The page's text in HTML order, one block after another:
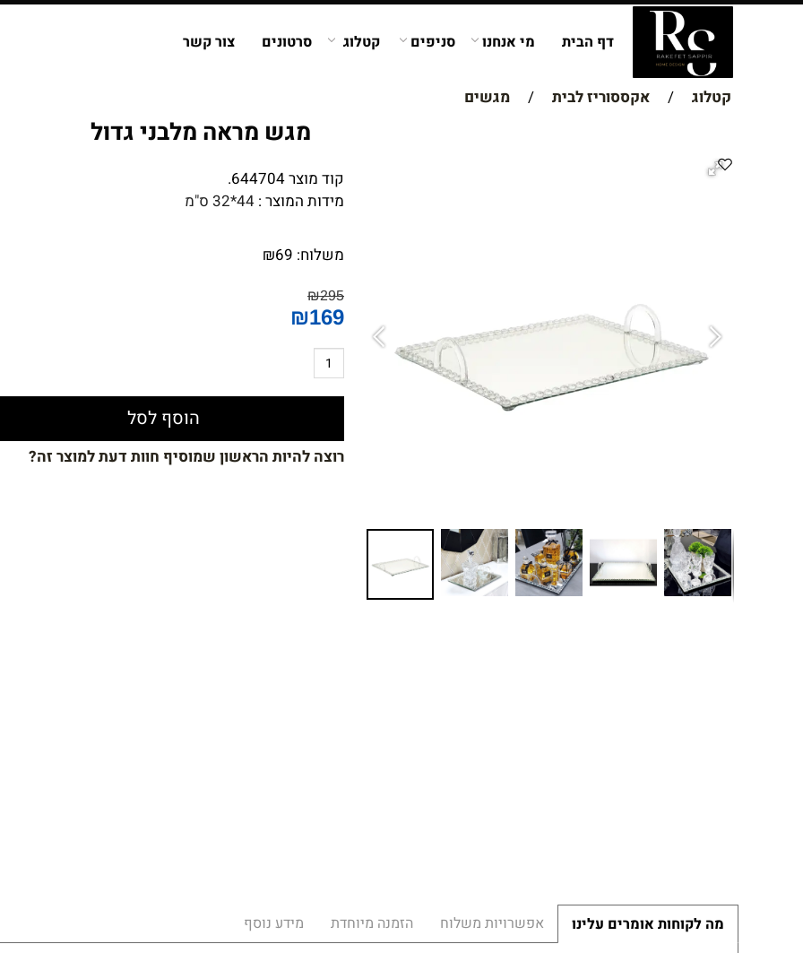
דף הבית מי אנחנו סניפים קטלוג סרטונים צור קשר
קטלוג / אקססוריז לבית / מגשים
מגש מראה מלבני גדול
קוד מוצר 644704.
מידות המוצר : 44*32 ס"מ
משלוח: ₪69
₪295
₪169
הוסף לסל
רוצה להיות הראשון שמוסיף חוות דעת למוצר זה?
מה לקוחות אומרים עלינו אפשרויות משלוח הזמנה מיוחדת מידע נוסף